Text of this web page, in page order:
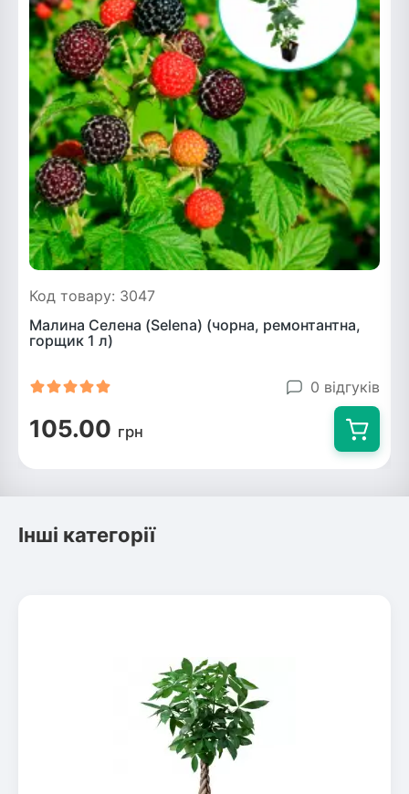
Код товару: 3047
Малина Селена (Selena) (чорна, ремонтантна,
горщик 1 л)
0 відгуків
105.00 грн
Інші категорії